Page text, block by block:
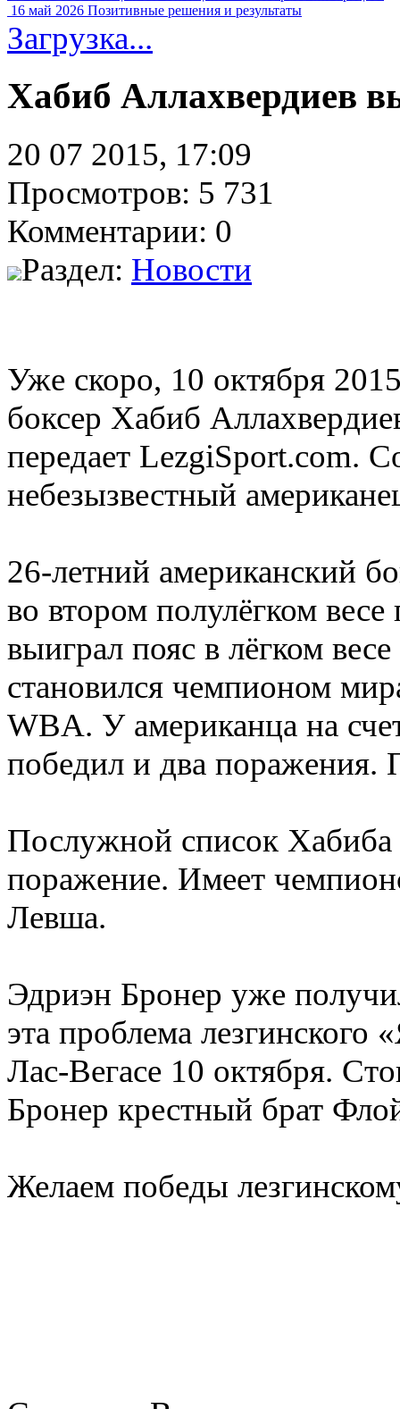
16 май 2026 Позитивные решения и результаты
Загрузка...
Хабиб Аллахвердиев
20 07 2015, 17:09
Просмотров: 5 731
Комментарии: 0
Раздел: Новости
Уже скоро, 10 октября
боксер Хабиб
передает LezgiSport.com.
небезызвестный
26-летний американский
во втором полулёгком
выиграл пояс в лёгком
становился чемпионом
WBA. У американца на
победил и два поражения.
Послужной список
поражение. Имеет
Левша.
Эдриэн Бронер уже
эта проблема лезгинского
Лас-Вегасе 10 октября.
Бронер крестный брат
Желаем победы